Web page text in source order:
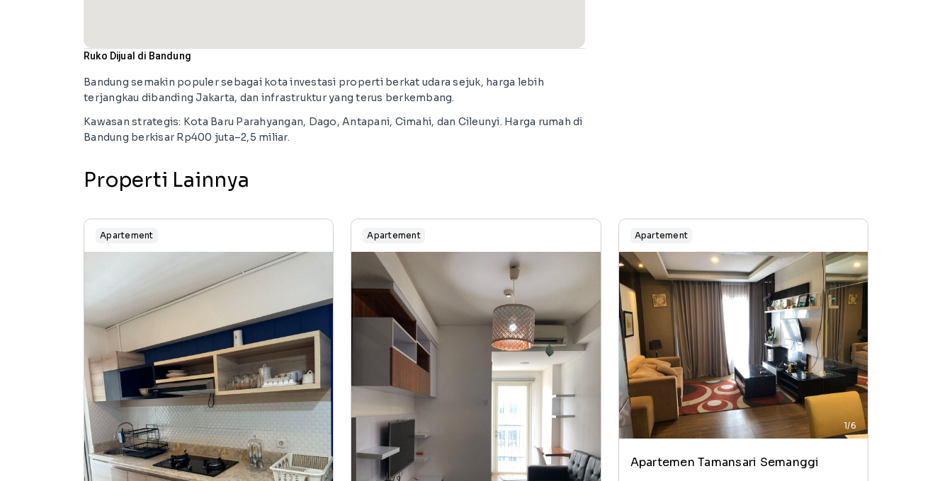
Ruko Dijual di Bandung
Bandung semakin populer sebagai kota investasi properti berkat udara sejuk, harga lebih
terjangkau dibanding Jakarta, dan infrastruktur yang terus berkembang.
Kawasan strategis: Kota Baru Parahyangan, Dago, Antapani, Cimahi, dan Cileunyi. Harga rumah di
Bandung berkisar Rp400 juta–2,5 miliar.
Properti Lainnya
Apartement Apartement Apartement
1/6
Apartemen Tamansari Semanggi